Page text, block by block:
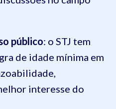
público: o STJ tem
de idade mínima em
interesse do